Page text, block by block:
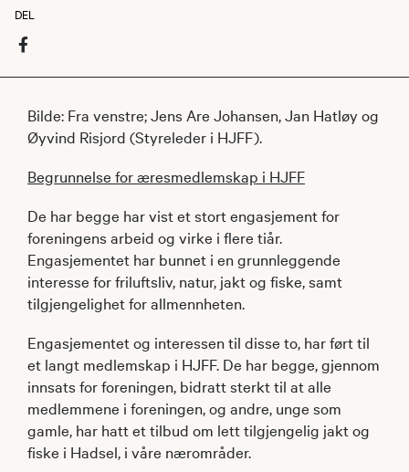
DEL
Bilde: Fra venstre; Jens Are Johansen, Jan Hatløy og
Øyvind Risjord (Styreleder i HJFF).
Begrunnelse for æresmedlemskap i HJFF
De har begge har vist et stort engasjement for
foreningens arbeid og virke i flere tiår.
Engasjementet har bunnet i en grunnleggende
interesse for friluftsliv, natur, jakt og fiske, samt
tilgjengelighet for allmennheten.
Engasjementet og interessen til disse to, har ført til
et langt medlemskap i HJFF. De har begge, gjennom
innsats for foreningen, bidratt sterkt til at alle
medlemmene i foreningen, og andre, unge som
gamle, har hatt et tilbud om lett tilgjengelig jakt og
fiske i Hadsel, i våre nærområder.